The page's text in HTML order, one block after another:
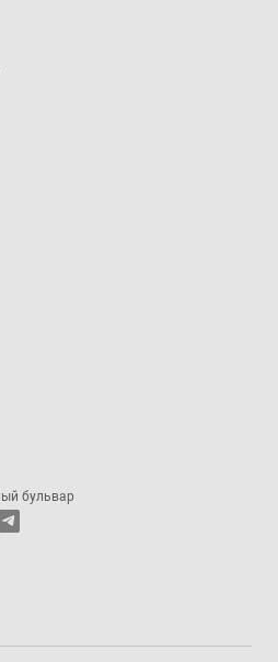
бульвар